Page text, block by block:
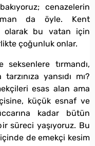
cenazelerin
da öyle. Kent
olarak bu vatan için
çoğunluk onlar.
tırmandı,
yansıdı mı?
esas alan ama
küçük esnaf ve
kadar bütün
süreci yaşıyoruz. Bu
de emekçi kesim